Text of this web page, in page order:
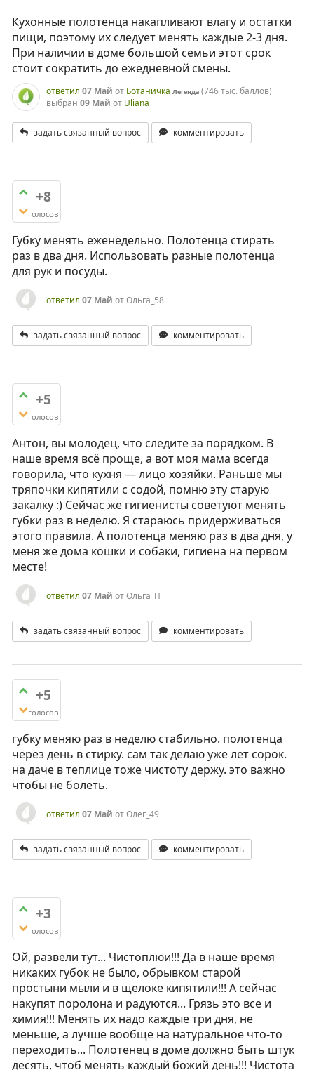
Кухонные полотенца накапливают влагу и остатки
пищи, поэтому их следует менять каждые 2-3 дня.
При наличии в доме большой семьи этот срок
стоит сократить до ежедневной смены.
ответил 07 Май от Ботаничка Легенда (746 тыс.баллов)
выбран 09 Май от Uliana
задать связанный вопрос комментировать
+8
голосов
Губку менять еженедельно. Полотенца стирать
раз в два дня. Использовать разные полотенца
для рук и посуды.
ответил 07 Май отОльга_58
задать связанный вопрос комментировать
+5
голосов
Антон, вы молодец, что следите за порядком. В
наше время всё проще, а вот моя мама всегда
говорила, что кухня — лицо хозяйки. Раньше мы
тряпочки кипятили с содой, помню эту старую
закалку :) Сейчас же гигиенисты советуют менять
губки раз в неделю. Я стараюсь придерживаться
этого правила. А полотенца меняю раз в два дня, у
меня же дома кошки и собаки, гигиена на первом
месте!
ответил 07 Май отОльга_П
задать связанный вопрос комментировать
+5
голосов
губку меняю раз в неделю стабильно. полотенца
через день в стирку. сам так делаю уже лет сорок.
на даче в теплице тоже чистоту держу. это важно
чтобы не болеть.
ответил 07 Май отОлег_49
задать связанный вопрос комментировать
+3
голосов
Ой, развели тут... Чистоплюи!!! Да в наше время
никаких губок не было, обрывком старой
простыни мыли и в щелоке кипятили!!! А сейчас
накупят поролона и радуются... Грязь это все и
химия!!! Менять их надо каждые три дня, не
меньше, а лучше вообще на натуральное что-то
переходить... Полотенец в доме должно быть штук
десять, чтоб менять каждый божий день!!! Чистота